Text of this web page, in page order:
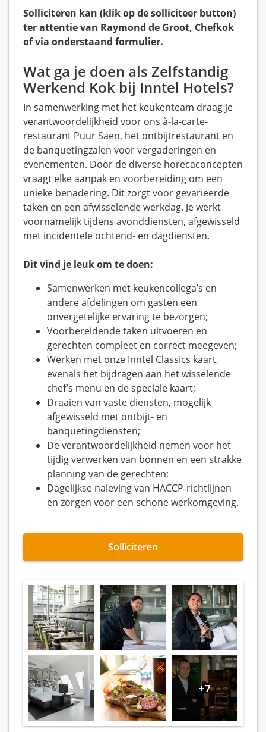
Solliciteren kan (klik op de solliciteer button)
ter attentie van Raymond de Groot, Chefkok
of via onderstaand formulier.
Wat ga je doen als Zelfstandig
Werkend Kok bij Inntel Hotels?
In samenwerking met het keukenteam draag je
verantwoordelijkheid voor ons à-la-carte-
restaurant Puur Saen, het ontbijtrestaurant en
de banquetingzalen voor vergaderingen en
evenementen. Door de diverse horecaconcepten
vraagt elke aanpak en voorbereiding om een
unieke benadering. Dit zorgt voor gevarieerde
taken en een afwisselende werkdag. Je werkt
voornamelijk tijdens avonddiensten, afgewisseld
met incidentele ochtend- en dagdiensten.
Dit vind je leuk om te doen:
Samenwerken met keukencollega’s en
andere afdelingen om gasten een
onvergetelijke ervaring te bezorgen;
Voorbereidende taken uitvoeren en
gerechten compleet en correct meegeven;
Werken met onze Inntel Classics kaart,
evenals het bijdragen aan het wisselende
chef’s menu en de speciale kaart;
Draaien van vaste diensten, mogelijk
afgewisseld met ontbijt- en
banquetingdiensten;
De verantwoordelijkheid nemen voor het
tijdig verwerken van bonnen en een strakke
planning van de gerechten;
Dagelijkse naleving van HACCP-richtlijnen
en zorgen voor een schone werkomgeving.
Solliciteren
+7